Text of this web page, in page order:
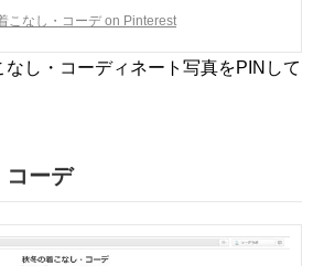
こなし・コーデ on Pinterest
し・コーディネート写真をPINして
コーデ